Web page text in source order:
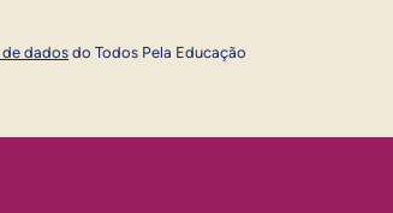
dados do Todos Pela Educação